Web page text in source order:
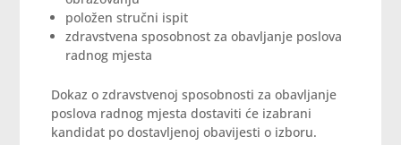
položen stručni ispit
zdravstvena sposobnost za obavljanje poslova
radnog mjesta
Dokaz o zdravstvenoj sposobnosti za obavljanje
poslova radnog mjesta dostaviti će izabrani
kandidat po dostavljenoj obavijesti o izboru.